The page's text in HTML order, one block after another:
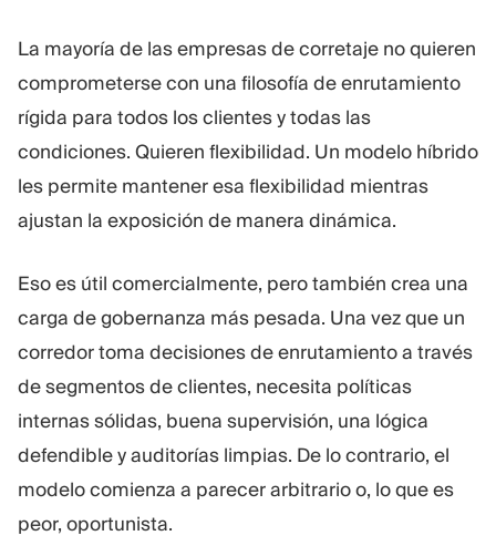
La mayoría de las empresas de corretaje no quieren
comprometerse con una filosofía de enrutamiento
rígida para todos los clientes y todas las
condiciones. Quieren flexibilidad. Un modelo híbrido
les permite mantener esa flexibilidad mientras
ajustan la exposición de manera dinámica.
Eso es útil comercialmente, pero también crea una
carga de gobernanza más pesada. Una vez que un
corredor toma decisiones de enrutamiento a través
de segmentos de clientes, necesita políticas
internas sólidas, buena supervisión, una lógica
defendible y auditorías limpias. De lo contrario, el
modelo comienza a parecer arbitrario o, lo que es
peor, oportunista.